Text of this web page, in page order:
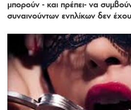
μπορούν - και πρέπει- να
συναινούντων ενηλίκων δεν